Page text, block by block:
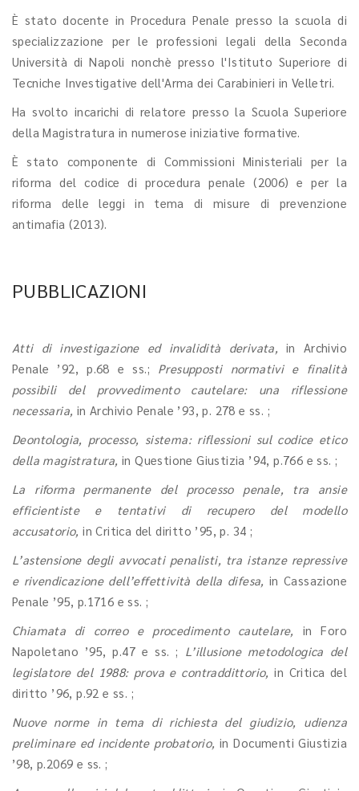
È stato docente in Procedura Penale presso la scuola di
specializzazione per le professioni legali della Seconda
Università di Napoli nonchè presso l'Istituto Superiore di
Tecniche Investigative dell'Arma dei Carabinieri in Velletri.
Ha svolto incarichi di relatore presso la Scuola Superiore
della Magistratura in numerose iniziative formative.
È stato componente di Commissioni Ministeriali per la
riforma del codice di procedura penale (2006) e per la
riforma delle leggi in tema di misure di prevenzione
antimafia (2013).
PUBBLICAZIONI
Atti di investigazione ed invalidità derivata,in Archivio
Penale ’92, p.68 e ss.; Presupposti normativi e finalità
possibili del provvedimento cautelare: una riflessione
necessaria, in Archivio Penale ’93, p. 278 e ss. ;
Deontologia, processo, sistema: riflessioni sul codice etico
della magistratura, in Questione Giustizia ’94, p.766 e ss. ;
La riforma permanente del processo penale, tra ansie
efficientiste e tentativi di recupero del modello
accusatorio,in Critica del diritto ’95, p. 34 ;
L’astensione degli avvocati penalisti, tra istanze repressive
e rivendicazione dell’effettività della difesa,in Cassazione
Penale ’95, p.1716 e ss. ;
Chiamata di correo e procedimento cautelare, in Foro
Napoletano ’95, p.47 e ss. ; L’illusione metodologica del
legislatore del 1988: prova e contraddittorio,in Critica del
diritto ’96, p.92 e ss. ;
Nuove norme in tema di richiesta del giudizio, udienza
preliminare ed incidente probatorio,in Documenti Giustizia
’98, p.2069 e ss. ;